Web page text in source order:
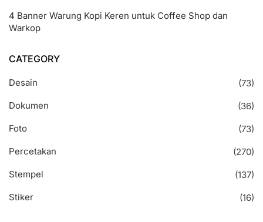
4 Banner Warung Kopi Keren untuk Coffee Shop dan
Warkop
CATEGORY
Desain
(73)
Dokumen
(36)
Foto
(73)
Percetakan
(270)
Stempel
(137)
Stiker
(16)